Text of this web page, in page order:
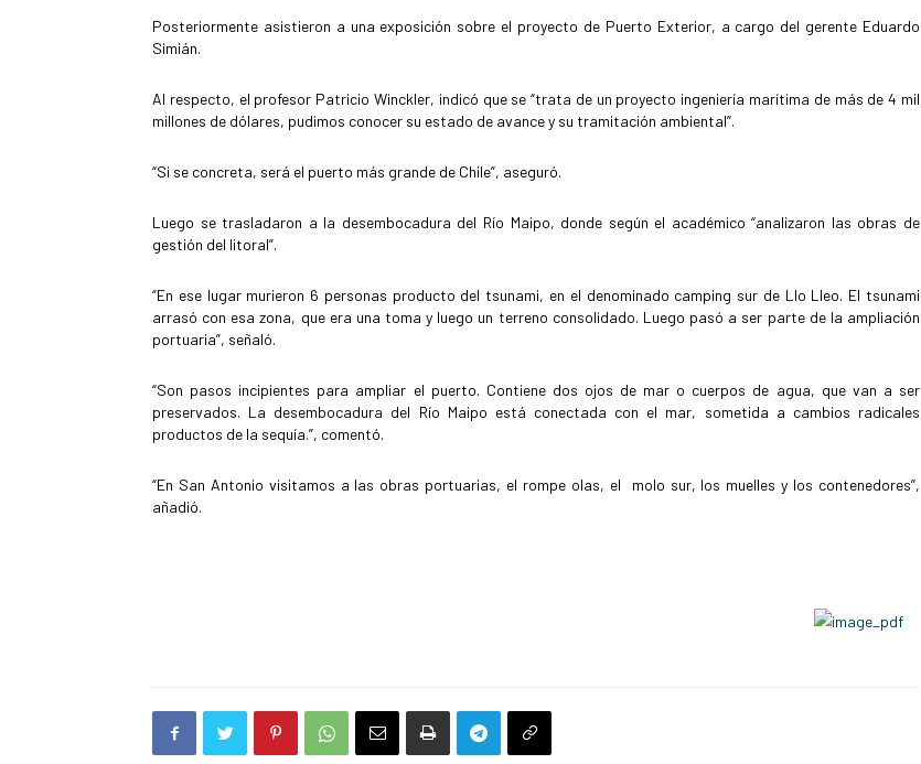
Posteriormente asistieron a una exposición sobre el proyecto de Puerto Exterior, a cargo del gerente Eduardo
Simián.
Al respecto, el profesor Patricio Winckler, indicó que se “trata de un proyecto ingeniería marítima de más de 4 mil
millones de dólares, pudimos conocer su estado de avance y su tramitación ambiental”.
“Si se concreta, será el puerto más grande de Chile”, aseguró.
Luego se trasladaron a la desembocadura del Río Maipo, donde según el académico “analizaron las obras de
gestión del litoral”.
“En ese lugar murieron 6 personas producto del tsunami, en el denominado camping sur de Llo Lleo. El tsunami
arrasó con esa zona, que era una toma y luego un terreno consolidado. Luego pasó a ser parte de la ampliación
portuaria”, señaló.
“Son pasos incipientes para ampliar el puerto. Contiene dos ojos de mar o cuerpos de agua, que van a ser
preservados. La desembocadura del Río Maipo está conectada con el mar, sometida a cambios radicales
productos de la sequía.”, comentó.
“En San Antonio visitamos a las obras portuarias, el rompe olas, el molo sur, los muelles y los contenedores”,
añadió.